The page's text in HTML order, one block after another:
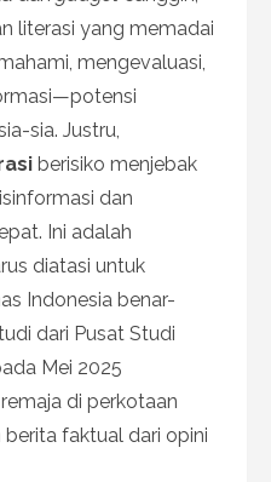
literasi yang memadai
mengevaluasi,
sia. Justru,
berisiko menjebak
dan
Ini adalah
diatasi untuk
Indonesia benar-
dari Pusat Studi
Mei 2025
di perkotaan
faktual dari opini